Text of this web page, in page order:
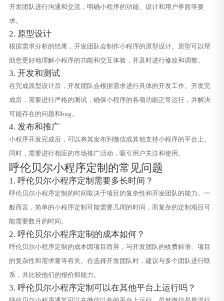
开发团队进行沟通和交流，明确小程序的功能、设计和用户界面等要
求。
2. 原型设计
根据需求分析的结果，开发团队会制作小程序的原型设计。原型可以帮
助您更好地理解小程序的功能和交互体验，并及时进行修改和调整。
3. 开发和测试
在完成原型设计后，开发团队会根据需求进行具体的开发工作。开发完
成后，需要进行严格的测试，确保小程序的各项功能正常运行，并解决
可能存在的问题和bug。
4. 发布和推广
小程序开发完成后，可以将其发布到微信或其他支持小程序的平台上。
同时，需要进行相应的市场推广活动，吸引用户关注和使用。
呼伦贝尔小程序定制的常见问题
1. 呼伦贝尔小程序定制需要多长时间？
呼伦贝尔小程序定制的时间取决于项目的复杂性和开发团队的能力。一
般而言，简单的小程序定制可能需要几周的时间，而复杂的定制项目可
能需要数月的时间。
2. 呼伦贝尔小程序定制的成本如何？
呼伦贝尔小程序定制的成本因项目而异，与开发团队的收费标准、项目
的复杂性和需求量等有关。在选择开发团队时，建议与多个团队进行联
系，并比较他们的报价和能力。
3. 呼伦贝尔小程序定制可以在其他平台上运行吗？